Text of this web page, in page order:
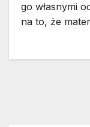
go własnymi
na to, że